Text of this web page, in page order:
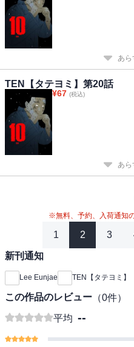
あら
TEN【タテヨミ】第20話
¥67 (税込)
あら
※無料、予約、入荷通知
1 2 3
新刊通知
Lee Eunjae TEN【タテヨミ】
この作品のレビュー （0件）
平均 --